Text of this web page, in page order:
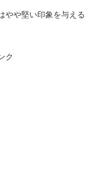
やや堅い印象を与える
ク